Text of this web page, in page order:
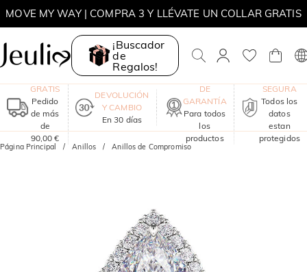
MOVE MY WAY | COMPRA 3 Y LLÉVATE UN COLLAR GRATIS
¡Buscador
de
Regalos!
GRATIS
Pedido
de más
de
90,00 €
DEVOLUCIÓN
Y CAMBIO
En 30 días
DE
GARANTÍA
Para todos
los
productos
SEGURA
Todos los
datos
estan
protegidos
Página Principal Anillos Anillos de Compromiso